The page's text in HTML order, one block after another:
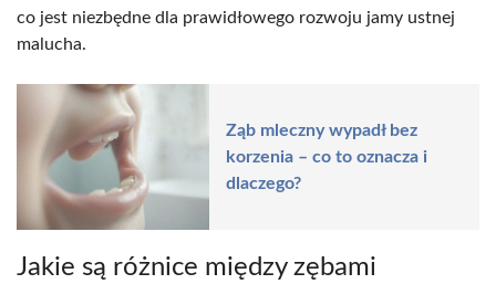
co jest niezbędne dla prawidłowego rozwoju jamy ustnej
malucha.
Ząb mleczny wypadł bez
korzenia – co to oznacza i
dlaczego?
Jakie są różnice między zębami